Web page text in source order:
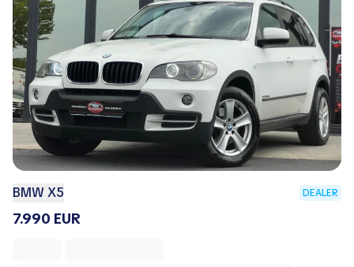
BMW X5 DEALER
7.990 EUR